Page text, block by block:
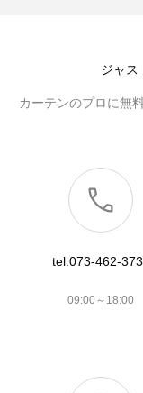
ジャス
カーテンのプロに無
tel.073-462-
09:00～18:00